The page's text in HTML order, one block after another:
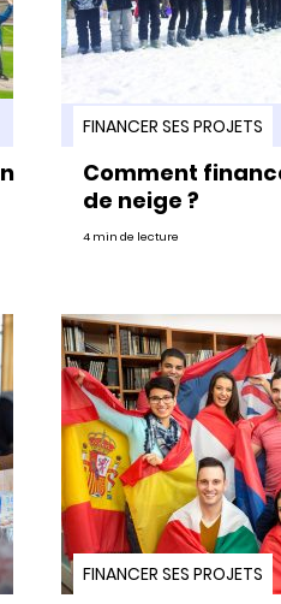
FINANCER SES PROJETS
Comment
de neige ?
4 min de lecture
FINANCER SES PROJETS